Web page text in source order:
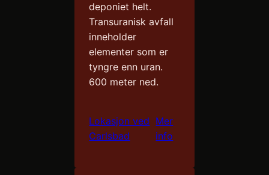
deponiet helt.
Transuranisk avfall
inneholder
elementer som er
tyngre enn uran.
600 meter ned.
Lokasjon ved
Carlsbad
Mer
info